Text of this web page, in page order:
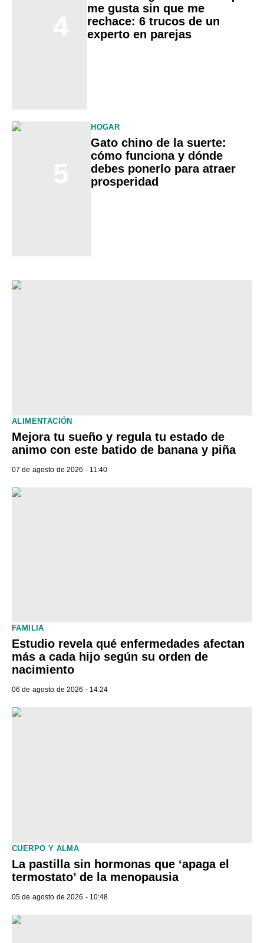
me gusta sin que me
rechace: 6 trucos de un
experto en parejas
HOGAR
Gato chino de la suerte:
cómo funciona y dónde
debes ponerlo para atraer
prosperidad
ALIMENTACIÓN
Mejora tu sueño y regula tu estado de
animo con este batido de banana y piña
07 de agosto de 2026 - 11:40
FAMILIA
Estudio revela qué enfermedades afectan
más a cada hijo según su orden de
nacimiento
06 de agosto de 2026 - 14:24
CUERPO Y ALMA
La pastilla sin hormonas que ‘apaga el
termostato’ de la menopausia
05 de agosto de 2026 - 10:48